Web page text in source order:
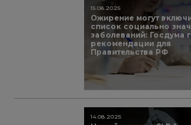
Ожирение могут
список социально
заболеваний: Госдума
рекомендации для
Правительства РФ
15.08.2025
14.08.2025